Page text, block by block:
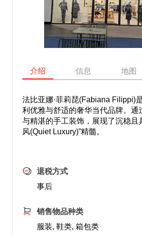
介绍 信息 地图
法比亚娜·菲莉琵(Fabiana Filippi)
利优雅与舒适的奢华当代品牌。通
与精湛的手工装饰，展现了沉稳且
风(Quiet Luxury)”精髓。
退税方式
事后
销售物品种类
服装, 鞋类, 箱包类